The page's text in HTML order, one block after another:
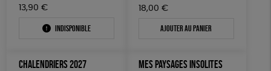
13,90 €
Indisponible
18,00 €
Ajouter au panier
CHALENDRIERS 2027 MES PAYSAGES INSOLITES